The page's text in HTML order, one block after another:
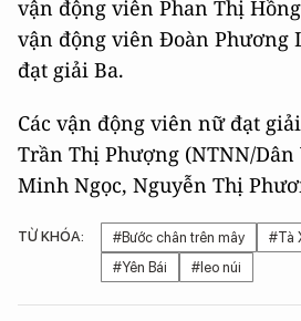
vận động viên Phan Thị
vận động viên Đoàn Phương
đạt giải Ba.
Các vận động viên nữ đạt
Trần Thị Phượng (NTNN/
Minh Ngọc, Nguyễn Thị
TỪ KHÓA: #Bước chân trên mây #Tà
#Yên Bái
#leo núi